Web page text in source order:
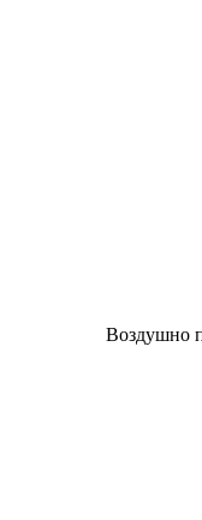
Воздушно